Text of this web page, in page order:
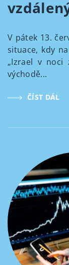
V pátek 13.
situace, kdy
„Izrael v noci
východě...
ČÍST DÁL